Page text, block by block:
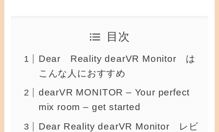
目次
Dear Reality dearVR Monitor は
こんな人におすすめ
dearVR MONITOR – Your perfect
mix room – get started
Dear Reality dearVR Monitor レビ